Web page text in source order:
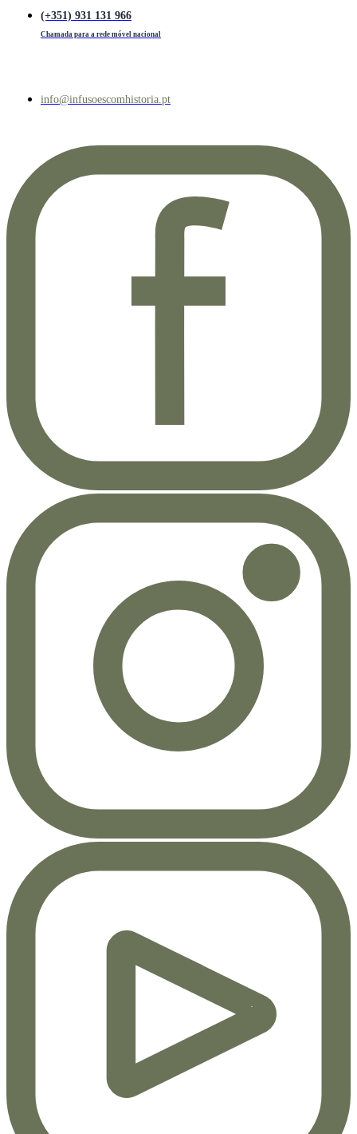
(+351) 931 131 966
Chamada para a rede móvel nacional
info@infusoescomhistoria.pt